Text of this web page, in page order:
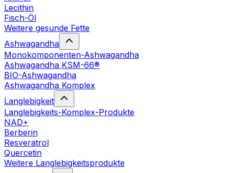
Lecithin
Fisch-Öl
Weitere gesunde Fette
Ashwagandha
Monokomponenten-Ashwagandha
Ashwagandha KSM-66®
BIO-Ashwagandha
Ashwagandha Komplex
Langlebigkeit
Langlebigkeits-Komplex-Produkte
NAD+
Berberin
Resveratrol
Quercetin
Weitere Langlebigkeitsprodukte